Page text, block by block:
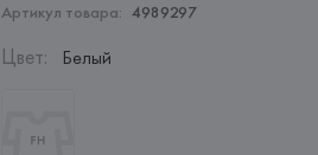
Артикул товара: 4989297
Цвет: Белый